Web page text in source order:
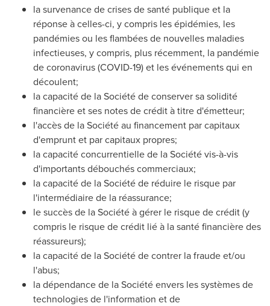
la survenance de crises de santé publique et la
réponse à celles-ci, y compris les épidémies, les
pandémies ou les flambées de nouvelles maladies
infectieuses, y compris, plus récemment, la pandémie
de coronavirus (COVID-19) et les événements qui en
découlent;
la capacité de la Société de conserver sa solidité
financière et ses notes de crédit à titre d'émetteur;
l'accès de la Société au financement par capitaux
d'emprunt et par capitaux propres;
la capacité concurrentielle de la Société vis-à-vis
d'importants débouchés commerciaux;
la capacité de la Société de réduire le risque par
l'intermédiaire de la réassurance;
le succès de la Société à gérer le risque de crédit (y
compris le risque de crédit lié à la santé financière des
réassureurs);
la capacité de la Société de contrer la fraude et/ou
l'abus;
la dépendance de la Société envers les systèmes de
technologies de l'information et de